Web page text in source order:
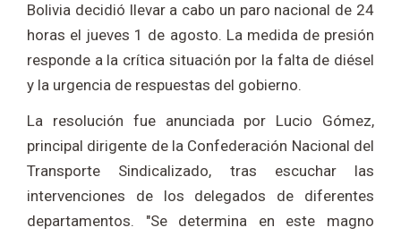
Bolivia decidió llevar a cabo un paro nacional de 24
horas el jueves 1 de agosto. La medida de presión
responde a la crítica situación por la falta de diésel
y la urgencia de respuestas del gobierno.
La resolución fue anunciada por Lucio Gómez,
principal dirigente de la Confederación Nacional del
Transporte Sindicalizado, tras escuchar las
intervenciones de los delegados de diferentes
departamentos. "Se determina en este magno